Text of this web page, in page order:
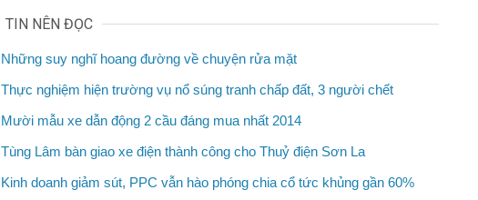
TIN NÊN ĐỌC
Những suy nghĩ hoang đường về chuyện rửa mặt
Thực nghiệm hiện trường vụ nổ súng tranh chấp đất, 3 người chết
Mười mẫu xe dẫn động 2 cầu đáng mua nhất 2014
Tùng Lâm bàn giao xe điện thành công cho Thuỷ điện Sơn La
Kinh doanh giảm sút, PPC vẫn hào phóng chia cổ tức khủng gần 60%